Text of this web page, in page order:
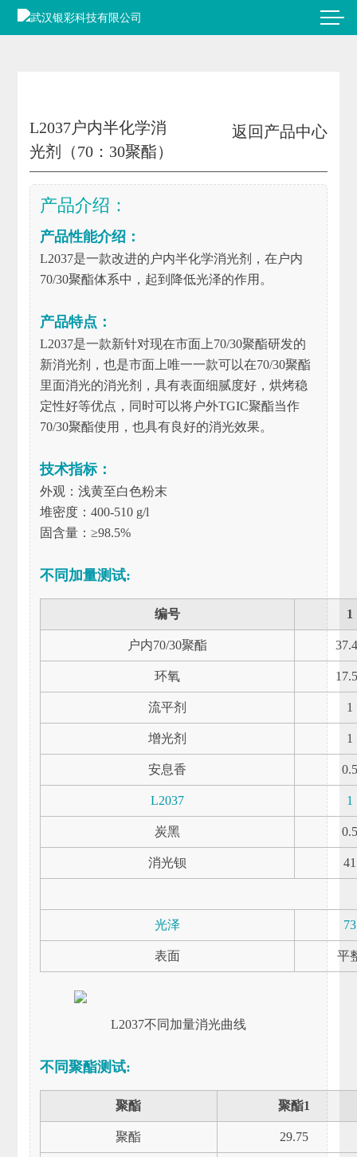
L2037户内半化学消
光剂（70：30聚酯）
返回产品中心
产品介绍：
产品性能介绍：
L2037是一款改进的户内半化学消光剂，在户内
70/30聚酯体系中，起到降低光泽的作用。
产品特点：
L2037是一款新针对现在市面上70/30聚酯研发的
新消光剂，也是市面上唯一一款可以在70/30聚酯
里面消光的消光剂，具有表面细腻度好，烘烤稳
定性好等优点，同时可以将户外TGIC聚酯当作
70/30聚酯使用，也具有良好的消光效果。
技术指标：
外观：浅黄至白色粉末
堆密度：400-510 g/l
固含量：≥98.5%
不同加量测试:
编号 1
户内70/30聚酯
环氧
流平剂 1
增光剂 1
安息香
L2037 1
炭黑
消光钡 41
光泽 73
表面 平
L2037不同加量消光曲线
不同聚酯测试:
聚酯 聚酯1
聚酯 29.75